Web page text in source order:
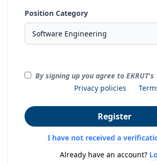
Position Category
By signing up you agree to EKRUT's
Privacy policies
Register
I have not received a
Already have an account?